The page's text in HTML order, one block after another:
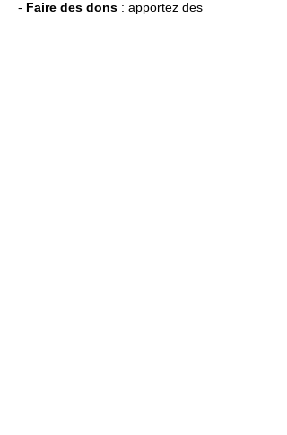
- Faire des dons : apportez des